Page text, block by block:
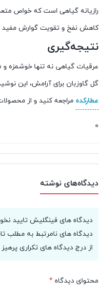
رازیانه گیاهی است که خواص
کاهش نفخ و تقویت گوارش
نتیجه‌گیری
عرقیات گیاهی نه تنها خوشمزه و
گل گاوزبان برای آرامش، این
عطارکده مراجعه کنید و از
0
دیدگاه‌های نوشته
دیدگاه های فینگلیش تایید
دیدگاه های نامرتبط به مطلب
از درج دیدگاه های تکراری پرهیز
محتوای دیدگاه *